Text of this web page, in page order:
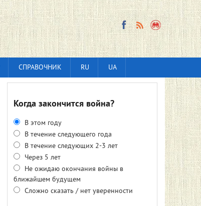
СПРАВОЧНИК RU UA
Когда закончится война?
В этом году
В течение следующего года
В течение следующих 2-3 лет
Через 5 лет
Не ожидаю окончания войны в
ближайшем будущем
Сложно сказать / нет уверенности